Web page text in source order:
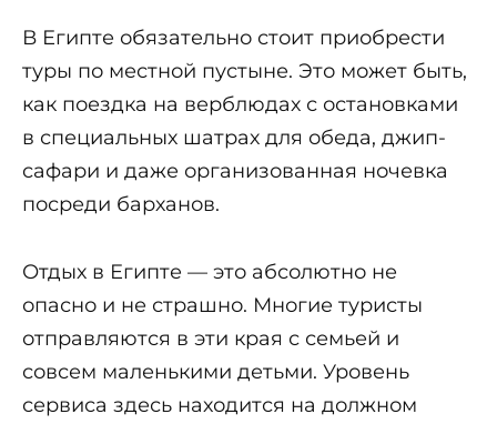
В Египте обязательно стоит приобрести
туры по местной пустыне. Это может быть,
как поездка на верблюдах с остановками
в специальных шатрах для обеда, джип-
сафари и даже организованная ночевка
посреди барханов.
Отдых в Египте — это абсолютно не
опасно и не страшно. Многие туристы
отправляются в эти края с семьей и
совсем маленькими детьми. Уровень
сервиса здесь находится на должном